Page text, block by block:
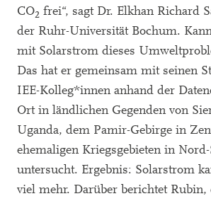
CO2 frei“, sagt Dr. Elkhan Richard
der Ruhr-Universität Bochum.
mit Solarstrom dieses
Das hat er gemeinsam mit seinen
IEE-Kolleg*innen anhand der
Ort in ländlichen Gegenden von
Uganda, dem Pamir-Gebirge in
ehemaligen Kriegsgebieten in
untersucht. Ergebnis: Solarstrom
viel mehr. Darüber berichtet Rubin,